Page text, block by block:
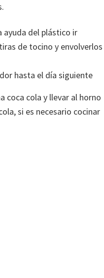
ayuda del plástico ir
de tocino y envolverlos
hasta el día siguiente
coca cola y llevar al horno
si es necesario cocinar